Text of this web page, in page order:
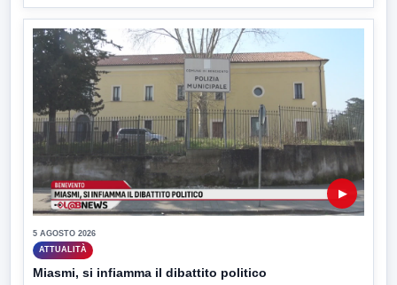
▶
5 AGOSTO 2026
ATTUALITÀ
Miasmi, si infiamma il dibattito politico